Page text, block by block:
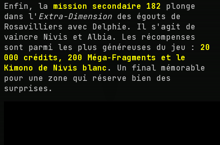
Enfin, la mission secondaire 182 plonge
dans l' Extra-Dimension des égouts de
Rosavilliers avec Delphie. Il s'agit de
vaincre Nivis et Albia. Les récompenses
sont parmi les plus généreuses du jeu : 20
000 crédits, 200 Méga-Fragments et le
Kimono de Nivis blanc . Un final mémorable
pour une zone qui réserve bien des
surprises.